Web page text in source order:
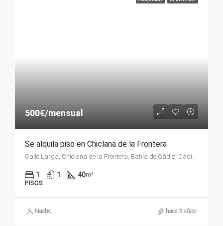
500€/mensual
Se alquila piso en Chiclana de la Frontera
Calle Larga, Chiclana de la Frontera, Bahía de Cádiz, Cádiz, Andalucía, 11130, España
1 1 40m²
PISOS
Nacho hace 3 años